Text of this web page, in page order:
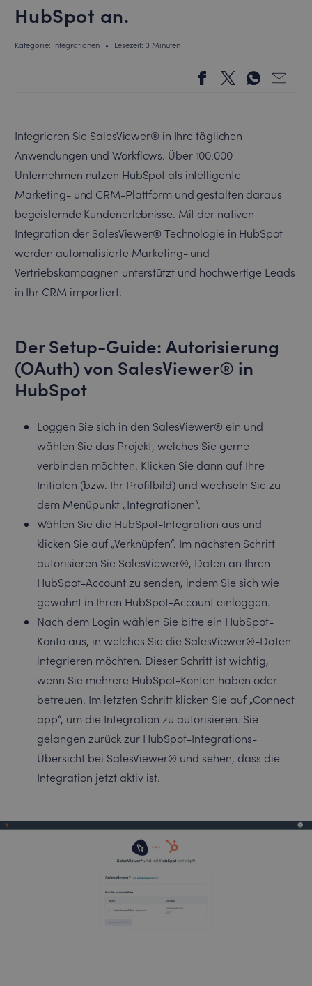
HubSpot an.
Kategorie: Integrationen • Lesezeit: 3 Minuten
Integrieren Sie SalesViewer® in Ihre täglichen
Anwendungen und Workflows. Über 100.000
Unternehmen nutzen HubSpot als intelligente
Marketing- und CRM-Plattform und gestalten daraus
begeisternde Kundenerlebnisse. Mit der nativen
Integration der SalesViewer® Technologie in HubSpot
werden automatisierte Marketing- und
Vertriebskampagnen unterstützt und hochwertige Leads
in Ihr CRM importiert.
Der Setup-Guide: Autorisierung
(OAuth) von SalesViewer® in
HubSpot
Loggen Sie sich in den SalesViewer® ein und
wählen Sie das Projekt, welches Sie gerne
verbinden möchten. Klicken Sie dann auf Ihre
Initialen (bzw. Ihr Profilbild) und wechseln Sie zu
dem Menüpunkt „Integrationen“.
Wählen Sie die HubSpot-Integration aus und
klicken Sie auf „Verknüpfen“. Im nächsten Schritt
autorisieren Sie SalesViewer®, Daten an Ihren
HubSpot-Account zu senden, indem Sie sich wie
gewohnt in Ihren HubSpot-Account einloggen.
Nach dem Login wählen Sie bitte ein HubSpot-
Konto aus, in welches Sie die SalesViewer®-Daten
integrieren möchten. Dieser Schritt ist wichtig,
wenn Sie mehrere HubSpot-Konten haben oder
betreuen. Im letzten Schritt klicken Sie auf „Connect
app“, um die Integration zu autorisieren. Sie
gelangen zurück zur HubSpot-Integrations-
Übersicht bei SalesViewer® und sehen, dass die
Integration jetzt aktiv ist.